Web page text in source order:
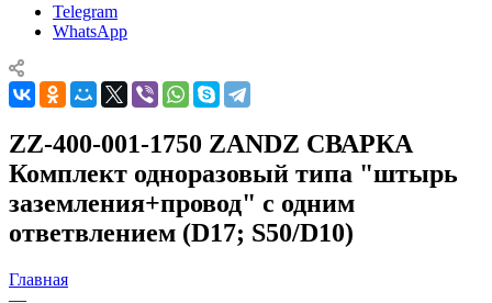
Telegram
WhatsApp
ZZ-400-001-1750 ZANDZ СВАРКА
Комплект одноразовый типа "штырь
заземления+провод" с одним
ответвлением (D17; S50/D10)
Главная
—